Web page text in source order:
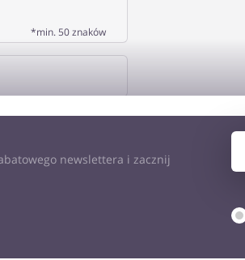
*min. 50 znaków
newslettera i zacznij